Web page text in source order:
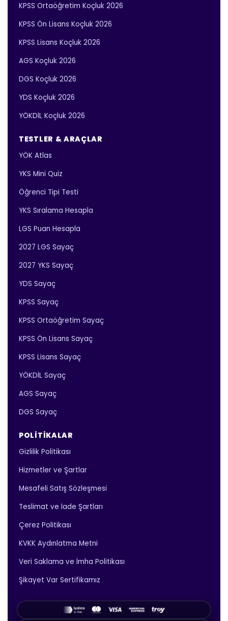
KPSS Ortaöğretim Koçluk 2026
KPSS Ön Lisans Koçluk 2026
KPSS Lisans Koçluk 2026
AGS Koçluk 2026
DGS Koçluk 2026
YDS Koçluk 2026
YÖKDİL Koçluk 2026
TESTLER & ARAÇLAR
YÖK Atlas
YKS Mini Quiz
Öğrenci Tipi Testi
YKS Sıralama Hesapla
LGS Puan Hesapla
2027 LGS Sayaç
2027 YKS Sayaç
YDS Sayaç
KPSS Sayaç
KPSS Ortaöğretim Sayaç
KPSS Ön Lisans Sayaç
KPSS Lisans Sayaç
YÖKDİL Sayaç
AGS Sayaç
DGS Sayaç
POLITIKALAR
Gizlilik Politikası
Hizmetler ve Şartlar
Mesafeli Satış Sözleşmesi
Teslimat ve İade Şartları
Çerez Politikası
KVKK Aydınlatma Metni
Veri Saklama ve İmha Politikası
Şikayet Var Sertifikamız